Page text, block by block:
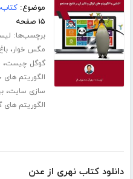
موضوع:
۱۵ صفحه
برچسب‌ها:
مگس خوار،
گوگل چیست،
الگوریتم
سازی سایت،
الگوریتم های
دانلود کتاب نهری از عدن